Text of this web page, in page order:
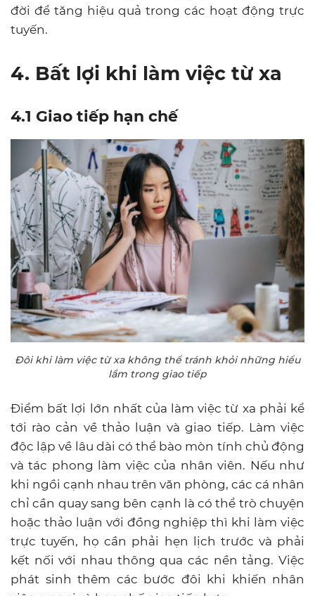
đời để tăng hiệu quả trong các hoạt động trực
tuyến.
4. Bất lợi khi làm việc từ xa
4.1 Giao tiếp hạn chế
Đôi khi làm việc từ xa không thể tránh khỏi những hiểu
lầm trong giao tiếp
Điểm bất lợi lớn nhất của làm việc từ xa phải kể
tới rào cản về thảo luận và giao tiếp. Làm việc
độc lập về lâu dài có thể bào mòn tính chủ động
và tác phong làm việc của nhân viên. Nếu như
khi ngồi cạnh nhau trên văn phòng, các cá nhân
chỉ cần quay sang bên cạnh là có thể trò chuyện
hoặc thảo luận với đồng nghiệp thì khi làm việc
trực tuyến, họ cần phải hẹn lịch trước và phải
kết nối với nhau thông qua các nền tảng. Việc
phát sinh thêm các bước đôi khi khiến nhân